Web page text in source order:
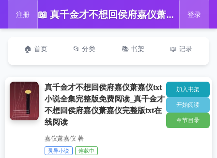
注册 📖 真千金才不想回侯府嘉仪萧嘉仪txt小说全集完整版免费阅读_真千金才不想回侯府嘉仪萧嘉仪完整版txt在线阅读 登录
🏠 首页 📂 分类 📚 书架 📖 记录
真千金才不想回侯府嘉仪萧嘉仪txt
小说全集完整版免费阅读_真千金才
不想回侯府嘉仪萧嘉仪完整版txt在
线阅读
嘉仪萧嘉仪 著
灵异小说 连载中
加入书架
开始阅读
章节目录